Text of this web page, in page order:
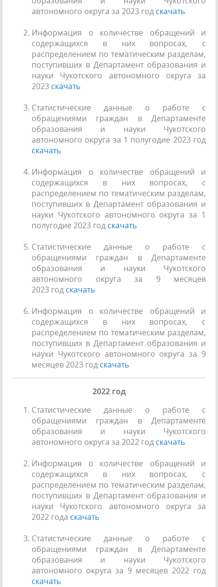
автономного округа за 2023 год скачать
Информация о количестве обращений и
содержащихся в них вопросах, с
распределением по тематическим разделам,
поступивших в Департамент образования и
науки Чукотского автономного округа за
2023 скачать
Статистические данные о работе с
обращениями граждан в Департаменте
образования и науки Чукотского
автономного округа за 1 полугодие 2023 год
скачать
Информация о количестве обращений и
содержащихся в них вопросах, с
распределением по тематическим разделам,
поступивших в Департамент образования и
науки Чукотского автономного округа за 1
полугодие 2023 год скачать
Статистические данные о работе с
обращениями граждан в Департаменте
образования и науки Чукотского
автономного округа за 9 месяцев
2023 год скачать
Информация о количестве обращений и
содержащихся в них вопросах, с
распределением по тематическим разделам,
поступивших в Департамент образования и
науки Чукотского автономного округа за 9
месяцев 2023 год скачать
2022 год
Статистические данные о работе с
обращениями граждан в Департаменте
образования и науки Чукотского
автономного округа за 2022 год скачать
Информация о количестве обращений и
содержащихся в них вопросах, с
распределением по тематическим разделам,
поступивших в Департамент образования и
науки Чукотского автономного округа за
2022 года скачать
Статистические данные о работе с
обращениями граждан в Департаменте
образования и науки Чукотского
автономного округа за 9 месяцев 2022 год
скачать